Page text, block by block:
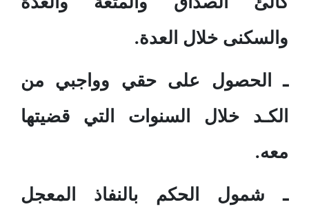
والسكنى خلال العدة.
ـ الحصول على حقي وواجبي من
الكـد خلال السنوات التي قضيتها
معه.
ـ شمول الحكم بالنفاذ المعجل